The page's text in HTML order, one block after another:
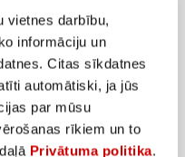
vietnes darbību,
informāciju un
Citas sīkdatnes
automātiski, ja jūs
par mūsu
rīkiem un to
Privātuma politika.